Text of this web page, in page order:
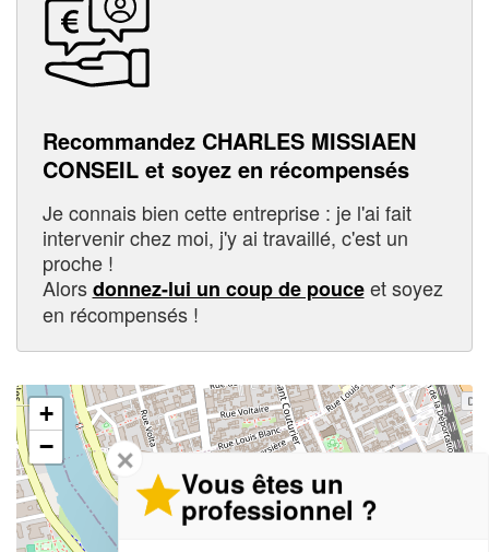
Recommandez CHARLES MISSIAEN
CONSEIL et soyez en récompensés
Je connais bien cette entreprise : je l'ai fait
intervenir chez moi, j'y ai travaillé, c'est un
proche !
Alorsdonnez-lui un coup de pouceet soyez
en récompensés !
+
−
✕
Vous êtes un
professionnel ?